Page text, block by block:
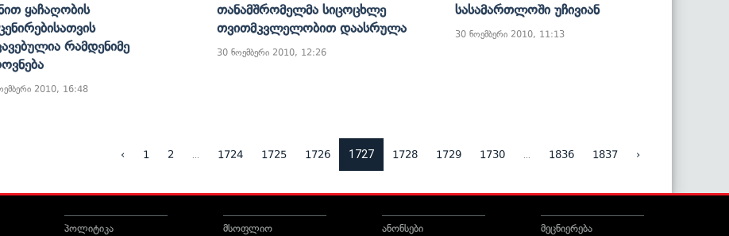
Ყაჩაღობის
Რამდენიმე
2010, 16:48
Თანამშრომელმა Სიცოცხლე
Თვითმკვლელობით Დაასრულა
30 ნოემბერი 2010, 12:26
Სასამართლოში Უჩივიან
30 ნოემბერი 2010, 11:13
‹ 1 2 1724 1725 1726 1727 1728 1729 1730 1836 1837 ›
პოლიტიკა მსოფლიო ანონსები მეცნიერება